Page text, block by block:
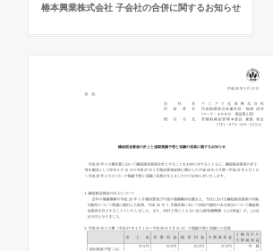
椿本興業株式会社 子会社の合併に関するお知らせ